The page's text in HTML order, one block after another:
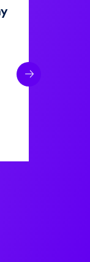
Suivant